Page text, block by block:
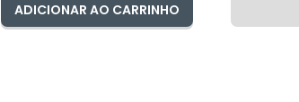
ADICIONAR AO CARRINHO